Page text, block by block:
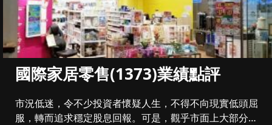
國際家居零售(1373)業績點評
市況低迷，令不少投資者懷疑人生，不得不向現實低頭屈
服，轉而追求穩定股息回報。可是，觀乎市面上大部分財